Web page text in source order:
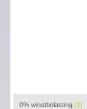
0% winstbelasting (1)